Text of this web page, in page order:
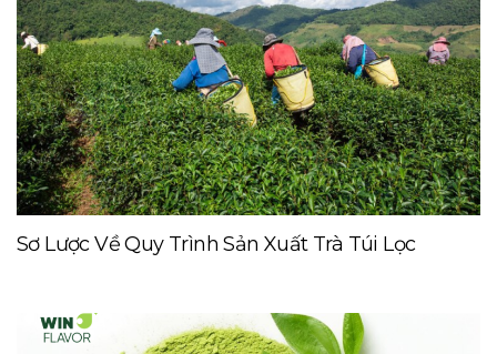
Sơ Lược Về Quy Trình Sản Xuất Trà Túi Lọc